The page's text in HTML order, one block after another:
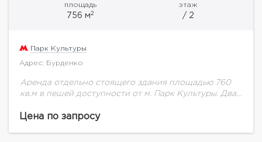
площадь
756 м2
этаж
/ 2
Парк Культуры
Адрес: Бурденко
Аренда отдельно стоящего здания площадью 760
кв.м в пешей доступности от м. Парк Культуры. Два
окон по периметру обеспечивают отличную
Цена по запросу